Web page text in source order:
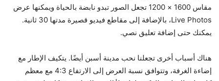
مقاس 1600 × 1200 تجعل الصور تبدو نابضة بالحياة ويمكنها عرض
Live Photos، بالإضافة إلى مقاطع فيديو قصيرة مدتها 30 ثانية.
يمكنك حتى إضافة تعليق نصي.
هناك أسباب أخرى تجعلنا نحب مدينة أسبن أيضًا. يتكيف الإطار مع
إضاءة الغرفة، وتتوافق نسبة العرض إلى الارتفاع 4:3 مع معظم